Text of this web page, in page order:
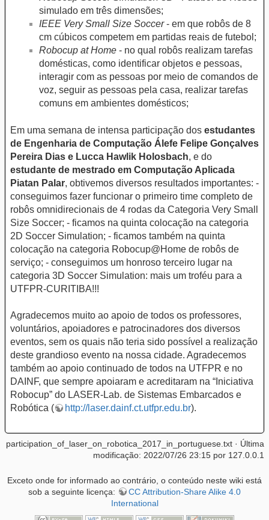
simulado em três dimensões;
IEEE Very Small Size Soccer- em que robôs de 8
cm cúbicos competem em partidas reais de futebol;
Robocup at Home - no qual robôs realizam tarefas
domésticas, como identificar objetos e pessoas,
interagir com as pessoas por meio de comandos de
voz, seguir as pessoas pela casa, realizar tarefas
comuns em ambientes domésticos;
Em uma semana de intensa participação dos estudantes
de Engenharia de Computação Álefe Felipe Gonçalves
Pereira Dias e Lucca Hawlik Holosbach, e do
estudante de mestrado em Computação Aplicada
Piatan Palar, obtivemos diversos resultados importantes: -
conseguimos fazer funcionar o primeiro time completo de
robôs omnidirecionais de 4 rodas da Categoria Very Small
Size Soccer; - ficamos na quinta colocação na categoria
2D Soccer Simulation; - ficamos também na quinta
colocação na categoria Robocup@Home de robôs de
serviço; - conseguimos um honroso terceiro lugar na
categoria 3D Soccer Simulation: mais um troféu para a
UTFPR-CURITIBA!!!
Agradecemos muito ao apoio de todos os professores,
voluntários, apoiadores e patrocinadores dos diversos
eventos, sem os quais não teria sido possível a realização
deste grandioso evento na nossa cidade. Agradecemos
também ao apoio continuado de todos na UTFPR e no
DAINF, que sempre apoiaram e acreditaram na “Iniciativa
Robocup” do LASER-Lab. de Sistemas Embarcados e
Robótica (
http://laser.dainf.ct.utfpr.edu.br).
participation_of_laser_on_robotica_2017_in_portuguese.txt · Última
modificação: 2022/07/26 23:15 por 127.0.0.1
Exceto onde for informado ao contrário, o conteúdo neste wiki está
sob a seguinte licença:
CC Attribution-Share Alike 4.0
International